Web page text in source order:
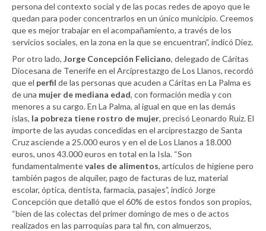
persona del contexto social y de las pocas redes de apoyo que le
quedan para poder concentrarlos en un único municipio. Creemos
que es mejor trabajar en el acompañamiento, a través de los
servicios sociales, en la zona en la que se encuentran”, indicó Díez.
Por otro lado, Jorge Concepción Feliciano, delegado de Cáritas
Diocesana de Tenerife en el Arciprestazgo de Los Llanos, recordó
que el perfil de las personas que acuden a Cáritas en La Palma es
de una mujer de mediana edad, con formación media y con
menores a su cargo. En La Palma, al igual en que en las demás
islas, la pobreza tiene rostro de mujer, precisó Leonardo Ruiz. El
importe de las ayudas concedidas en el arciprestazgo de Santa
Cruz asciende a 25.000 euros y en el de Los Llanos a 18.000
euros, unos 43.000 euros en total en la Isla. “Son
fundamentalmentevales de alimentos, artículos de higiene pero
también pagos de alquiler, pago de facturas de luz, material
escolar, óptica, dentista, farmacia, pasajes”, indicó Jorge
Concepción que detalló que el 60% de estos fondos son propios,
“bien de las colectas del primer domingo de mes o de actos
realizados en las parroquías para tal fin, con almuerzos,